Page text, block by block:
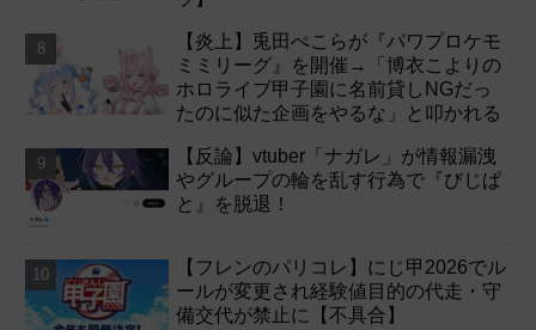
【炎上】兎田ぺこらが『パワプロケモ
ミミリーグ』を開催→「博衣こよりの
ホロライブ甲子園に名前貸しNGだっ
たのに似た企画をやるな」と叩かれる
【反論】vtuber「ナガレ」が情報漏洩
やグループの輪を乱す行為で『びじぱ
と』を脱退！
【フレンのパリコレ】にじ甲2026でル
ールが変更され経験値目的の代走・守
備交代が禁止に【不具合】